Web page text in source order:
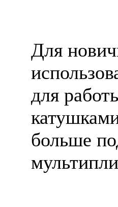
Для
для
больше